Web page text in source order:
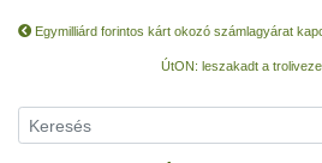
Egymilliárd forintos kárt okozó számlagyárat
ÚtON: leszakadt a